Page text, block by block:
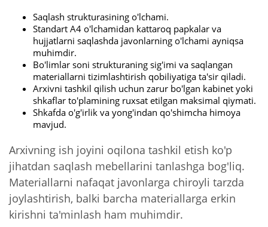
Saqlash strukturasining o'lchami.
Standart A4 o'lchamidan kattaroq papkalar va
hujjatlarni saqlashda javonlarning o'lchami ayniqsa
muhimdir.
Bo'limlar soni strukturaning sig'imi va saqlangan
materiallarni tizimlashtirish qobiliyatiga ta'sir qiladi.
Arxivni tashkil qilish uchun zarur bo'lgan kabinet yoki
shkaflar to'plamining ruxsat etilgan maksimal qiymati.
Shkafda o'g'irlik va yong'indan qo'shimcha himoya
mavjud.
Arxivning ish joyini oqilona tashkil etish ko'p
jihatdan saqlash mebellarini tanlashga bog'liq.
Materiallarni nafaqat javonlarga chiroyli tarzda
joylashtirish, balki barcha materiallarga erkin
kirishni ta'minlash ham muhimdir.